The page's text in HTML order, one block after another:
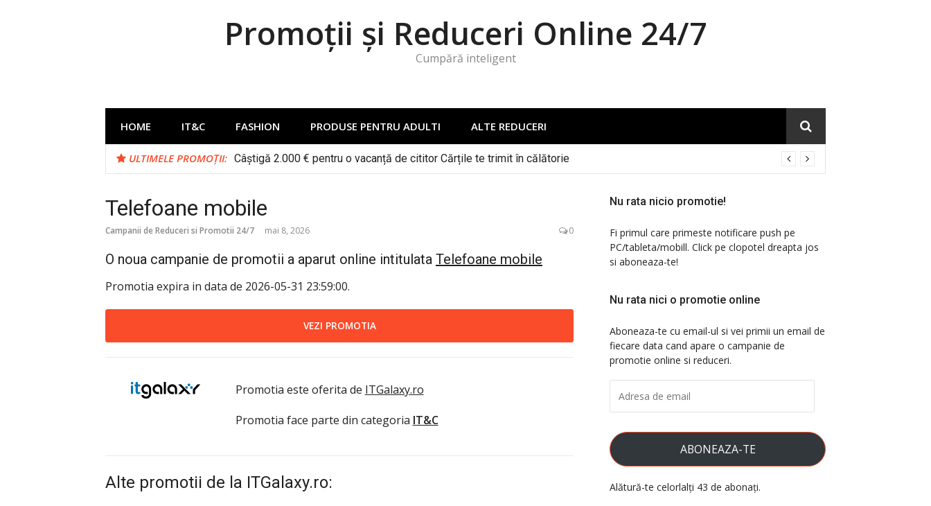
Promoții și Reduceri Online 24/7
Cumpără inteligent
HOME IT&C FASHION PRODUSE PENTRU ADULTI ALTE REDUCERI
ULTIMELE PROMOȚII: Câștigă 2.000 € pentru o vacanță de cititor Cărțile te trimit în călătorie
Telefoane mobile
Campanii de Reduceri si Promotii 24/7 mai 8, 2026 0
O noua campanie de promotii a aparut online intitulata Telefoane mobile
Promotia expira in data de 2026-05-31 23:59:00.
VEZI PROMOTIA
Promotia este oferita de ITGalaxy.ro
Promotia face parte din categoria IT&C
Alte promotii de la ITGalaxy.ro:
Nu rata nicio promotie!
Fi primul care primeste notificare push pe
PC/tableta/mobill. Click pe clopotel dreapta jos
si aboneaza-te!
Nu rata nici o promotie online
Aboneaza-te cu email-ul si vei primii un email de
fiecare data cand apare o campanie de
promotie online si reduceri.
DE
EMAIL
ABONEAZA-TE
Alătură-te celorlalți 43 de abonați.